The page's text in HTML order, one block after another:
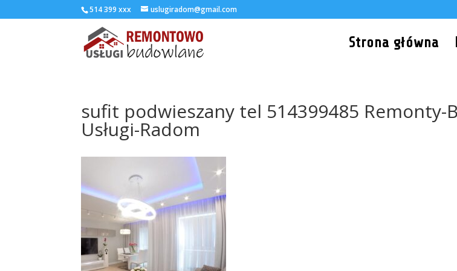
514 399 xxx uslugiradom@gmail.com
Strona główna
sufit podwieszany tel 514399485 Remonty-
Usługi-Radom